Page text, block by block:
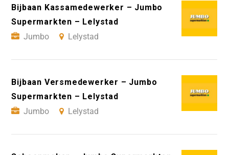
Bijbaan Kassamedewerker – Jumbo
Supermarkten – Lelystad
Jumbo
Lelystad
Bijbaan Versmedewerker – Jumbo
Supermarkten – Lelystad
Jumbo
Lelystad